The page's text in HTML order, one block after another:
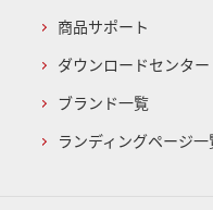
商品サポート
ダウンロードセンター
ブランド一覧
ランディングページ一